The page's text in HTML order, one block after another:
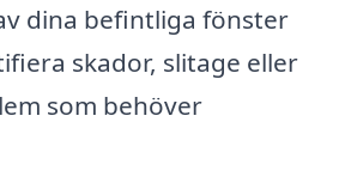
dina befintliga fönster
skador, slitage eller
som behöver